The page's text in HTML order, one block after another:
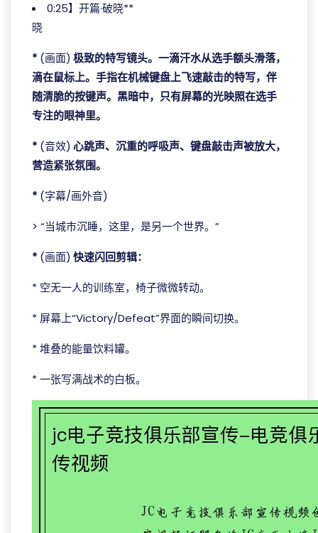
0:25】开篇·破晓**
晓
* (画面) 极致的特写镜头。一滴汗水从选手额头滑落，
滴在鼠标上。手指在机械键盘上飞速敲击的特写，伴
随清脆的按键声。黑暗中，只有屏幕的光映照在选手
专注的眼神里。
* (音效) 心跳声、沉重的呼吸声、键盘敲击声被放大，
营造紧张氛围。
* (字幕/画外音)
> “当城市沉睡，这里，是另一个世界。”
* (画面) 快速闪回剪辑：
* 空无一人的训练室，椅子微微转动。
* 屏幕上“Victory/Defeat”界面的瞬间切换。
* 堆叠的能量饮料罐。
* 一张写满战术的白板。